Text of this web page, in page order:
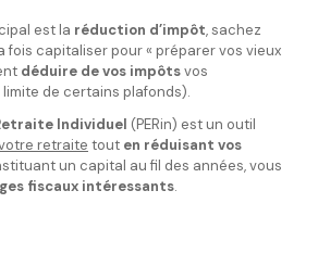
est la réduction d’impôt, sachez
fois capitaliser pour « préparer vos vieux
déduire de vos impôtsvos
de certains plafonds).
Individuel (PERin) est un outil
retraite tout en réduisant vos
un capital au fil des années, vous
fiscaux intéressants.